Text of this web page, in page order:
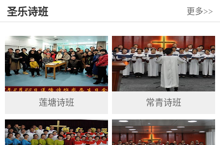
圣乐诗班 更多>>
莲塘诗班 常青诗班